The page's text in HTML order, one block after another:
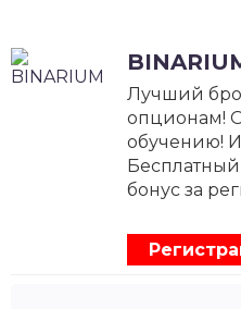
Лучший
опционам!
обучению!
бонус за